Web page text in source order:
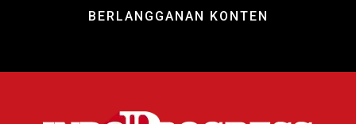
BERLANGGANAN KONTEN